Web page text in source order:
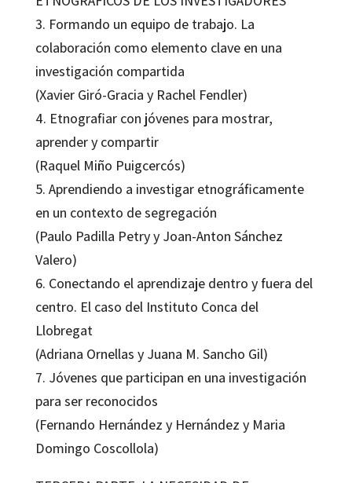
3. Formando un equipo de trabajo. La
colaboración como elemento clave en una
investigación compartida
(Xavier Giró-Gracia y Rachel Fendler)
4. Etnografiar con jóvenes para mostrar,
aprender y compartir
(Raquel Miño Puigcercós)
5. Aprendiendo a investigar etnográficamente
en un contexto de segregación
(Paulo Padilla Petry y Joan-Anton Sánchez
Valero)
6. Conectando el aprendizaje dentro y fuera del
centro. El caso del Instituto Conca del
Llobregat
(Adriana Ornellas y Juana M. Sancho Gil)
7. Jóvenes que participan en una investigación
para ser reconocidos
(Fernando Hernández y Hernández y Maria
Domingo Coscollola)